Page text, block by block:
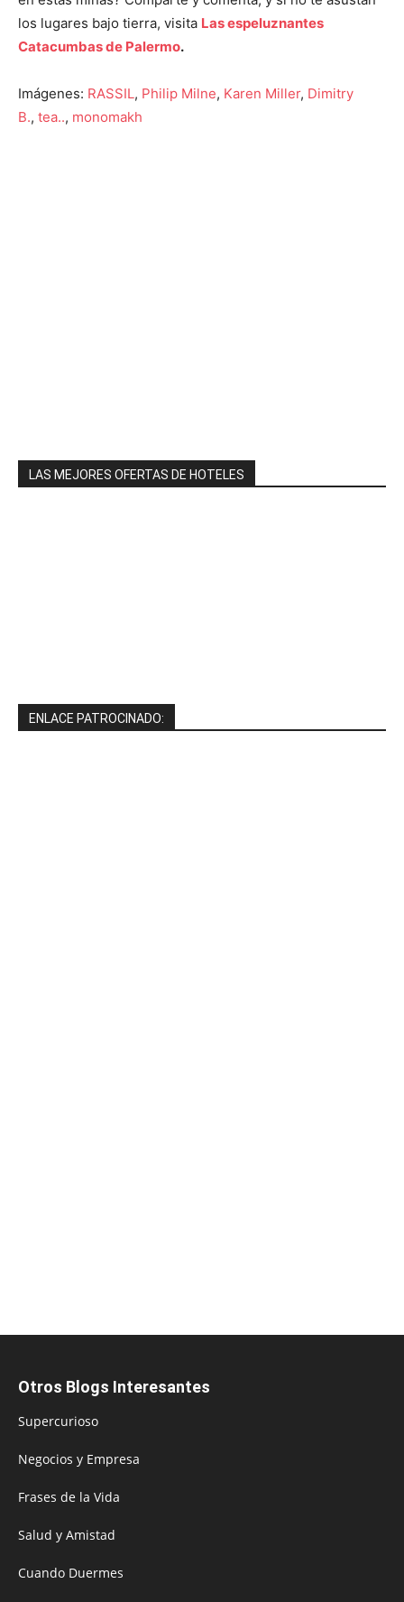
los lugares bajo tierra, visita Las espeluznantes
Catacumbas de Palermo.
Imágenes: RASSIL, Philip Milne, Karen Miller, Dimitry
B., tea.., monomakh
LAS MEJORES OFERTAS DE HOTELES
ENLACE PATROCINADO:
Otros Blogs Interesantes
Supercurioso
Negocios y Empresa
Frases de la Vida
Salud y Amistad
Cuando Duermes